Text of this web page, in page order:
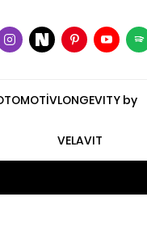
LONGEVITY by
VELAVIT